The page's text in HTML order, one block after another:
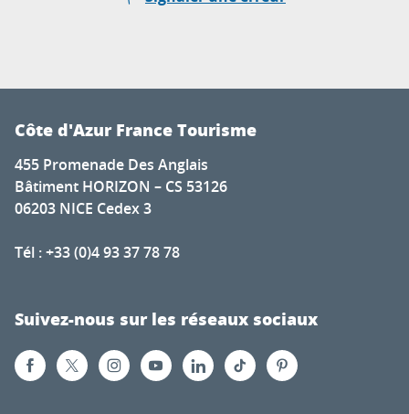
Côte d'Azur France Tourisme
455 Promenade Des Anglais
Bâtiment HORIZON – CS 53126
06203 NICE Cedex 3
Tél : +33 (0)4 93 37 78 78
Suivez-nous sur les réseaux sociaux